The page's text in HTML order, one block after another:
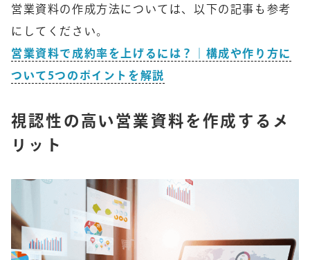
営業資料の作成方法については、以下の記事も参考
にしてください。
営業資料で成約率を上げるには？｜構成や作り方に
ついて5つのポイントを解説
視認性の高い営業資料を作成するメ
リット